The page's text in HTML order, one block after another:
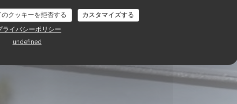
のクッキーを拒否する
カスタマイズする
ライバシーポリシー
undefined
BLEUES